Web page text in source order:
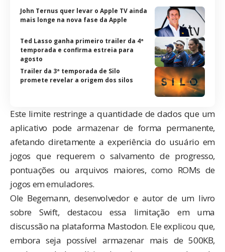
John Ternus quer levar o Apple TV ainda
mais longe na nova fase da Apple
Ted Lasso ganha primeiro trailer da 4ª
temporada e confirma estreia para
agosto
Trailer da 3ª temporada de Silo
promete revelar a origem dos silos
Este limite restringe a quantidade de dados que um
aplicativo pode armazenar de forma permanente,
afetando diretamente a experiência do usuário em
jogos que requerem o salvamento de progresso,
pontuações ou arquivos maiores, como ROMs de
jogos em emuladores.
Ole Begemann, desenvolvedor e autor de um livro
sobre Swift, destacou essa limitação em uma
discussão na plataforma Mastodon. Ele explicou que,
embora seja possível armazenar mais de 500KB,